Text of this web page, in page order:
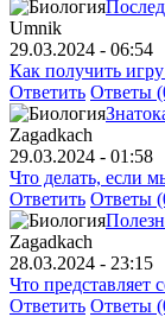
Umnik
29.03.2024 - 06:54
Как получить
Ответить Ответы
Zagadkach
29.03.2024 - 01:58
Что делать, если
Ответить Ответы
Zagadkach
28.03.2024 - 23:15
Что представляет
Ответить Ответы